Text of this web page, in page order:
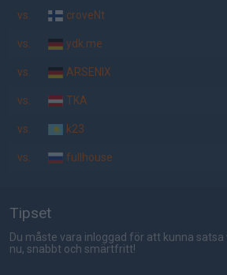
vs. croveNt
vs. ydk.me
vs. ARSENIX
vs. TKA
vs. k23
vs. fullhouse
Tipset
Du måste vara inloggad för att kunna
nu, snabbt och smärtfritt!